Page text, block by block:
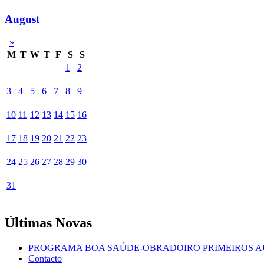
August
»
M T W T F S
S
1
2
3 4 5 6 7 8 9
10 11 12 13 14 15 16
17 18 19 20 21 22 23
24 25 26 27 28 29 30
31
Últimas Novas
PROGRAMA BOA SAÚDE-OBRADOIRO PRIMEIROS
Contacto